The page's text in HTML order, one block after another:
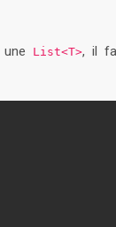
List<T>, il